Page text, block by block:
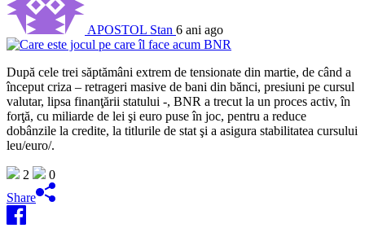
APOSTOL Stan 6 ani ago
După cele trei săptămâni extrem de tensionate din martie, de când a
început criza – retrageri masive de bani din bănci, presiuni pe cursul
valutar, lipsa finanţării statului -, BNR a trecut la un proces activ, în
forţă, cu miliarde de lei şi euro puse în joc, pentru a reduce
dobânzile la credite, la titlurile de stat şi a asigura stabilitatea cursului
leu/euro/.
2
0
Share